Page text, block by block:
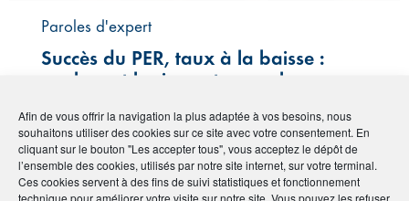
Afin de vous offrir la navigation la plus adaptée à vos besoins, nous
souhaitons utiliser des cookies sur ce site avec votre consentement. En
cliquant sur le bouton "Les accepter tous", vous acceptez le dépôt de
l’ensemble des cookies, utilisés par notre site internet, sur votre terminal.
Ces cookies servent à des fins de suivi statistiques et fonctionnement
technique pour améliorer votre visite sur notre site. Vous pouvez les refuser
Paroles d'expert
Succès du PER, taux à la baisse :
quels sont les impacts pour les
Publié le :7 novembre 2024
Voir plus ‣